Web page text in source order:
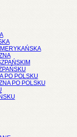
PO POLSKU
PO POLSKU